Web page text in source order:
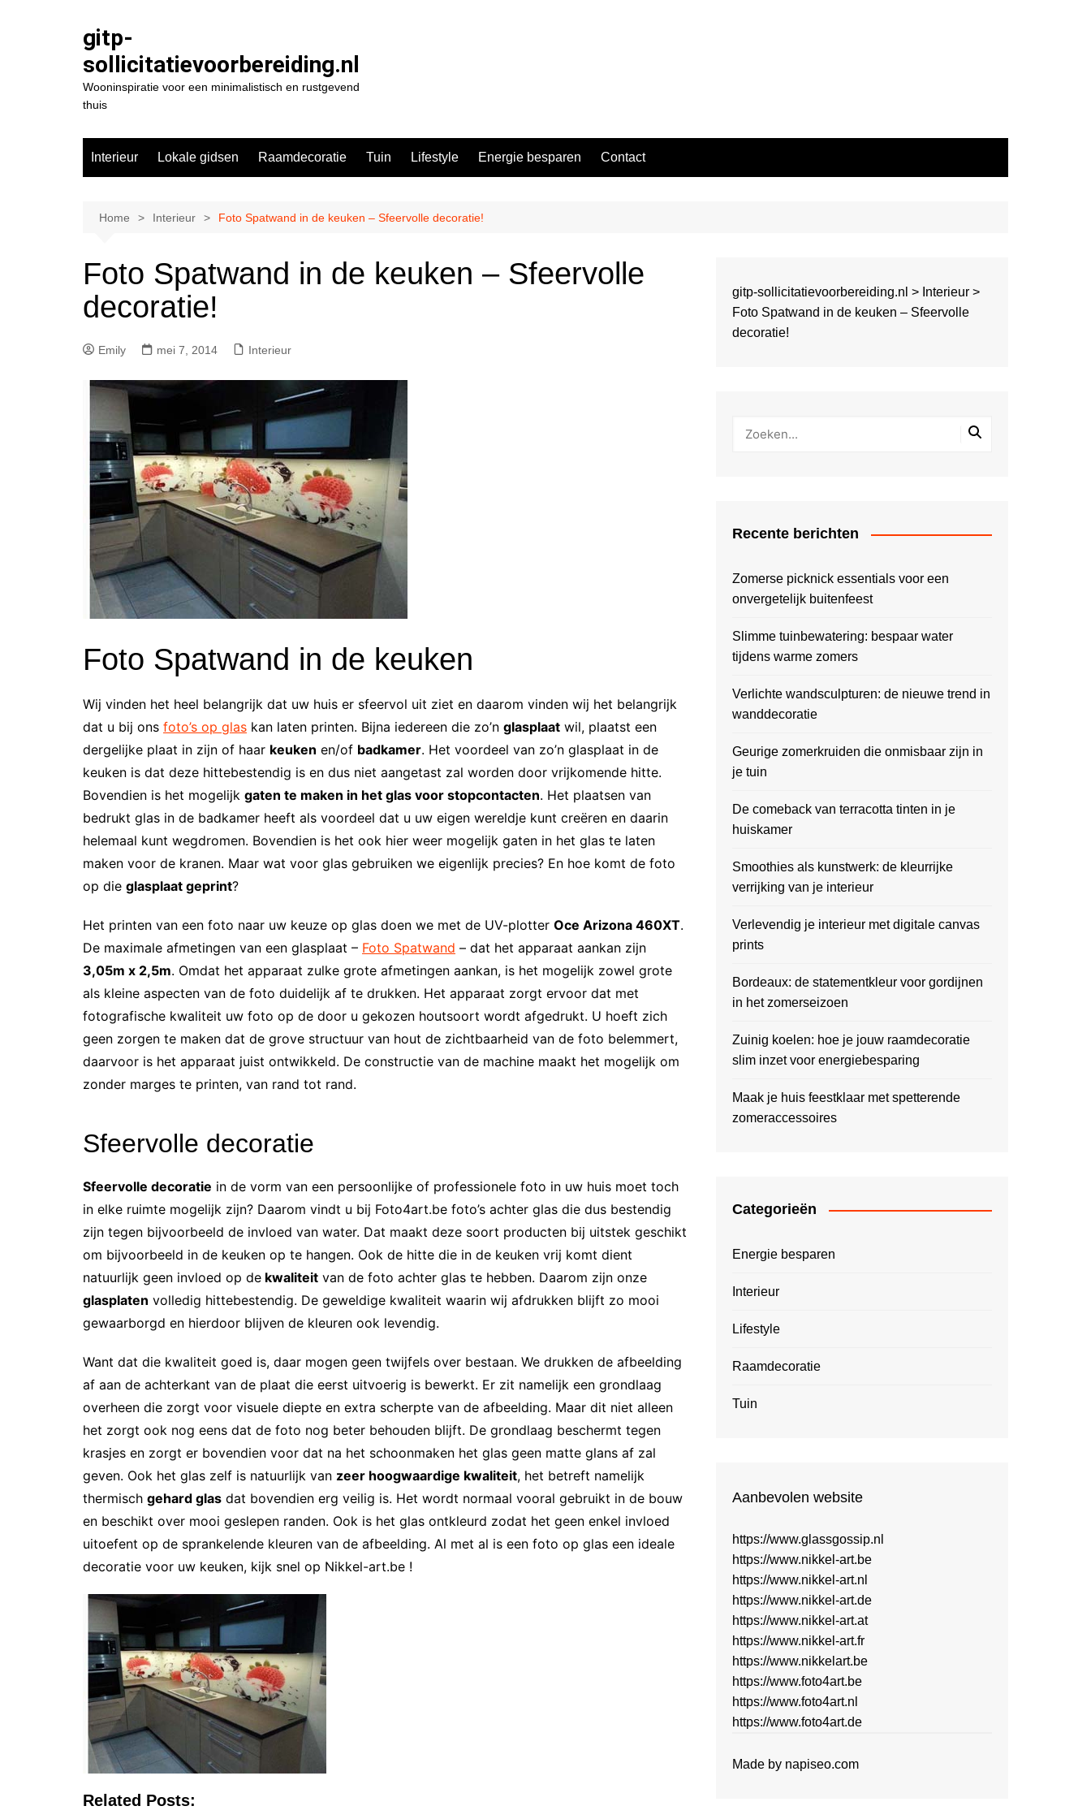
gitp-
sollicitatievoorbereiding.nl
Wooninspiratie voor een minimalistisch en rustgevend
thuis
Interieur Lokale gidsen Raamdecoratie Tuin Lifestyle Energie besparen Contact
Home Interieur Foto Spatwand in de keuken – Sfeervolle decoratie!
Foto Spatwand in de keuken – Sfeervolle
decoratie!
Emily mei 7, 2014 Interieur
Foto Spatwand in de keuken
Wij vinden het heel belangrijk dat uw huis er sfeervol uit ziet en daarom vinden wij het belangrijk
dat u bij ons foto’s op glas kan laten printen. Bijna iedereen die zo’n glasplaat wil, plaatst een
dergelijke plaat in zijn of haar keuken en/of badkamer. Het voordeel van zo’n glasplaat in de
keuken is dat deze hittebestendig is en dus niet aangetast zal worden door vrijkomende hitte.
Bovendien is het mogelijk gaten te maken in het glas voor stopcontacten. Het plaatsen van
bedrukt glas in de badkamer heeft als voordeel dat u uw eigen wereldje kunt creëren en daarin
helemaal kunt wegdromen. Bovendien is het ook hier weer mogelijk gaten in het glas te laten
maken voor de kranen. Maar wat voor glas gebruiken we eigenlijk precies? En hoe komt de foto
op die glasplaat geprint?
Het printen van een foto naar uw keuze op glas doen we met de UV-plotter Oce Arizona 460XT.
De maximale afmetingen van een glasplaat – Foto Spatwand – dat het apparaat aankan zijn
3,05m x 2,5m. Omdat het apparaat zulke grote afmetingen aankan, is het mogelijk zowel grote
als kleine aspecten van de foto duidelijk af te drukken. Het apparaat zorgt ervoor dat met
fotografische kwaliteit uw foto op de door u gekozen houtsoort wordt afgedrukt. U hoeft zich
geen zorgen te maken dat de grove structuur van hout de zichtbaarheid van de foto belemmert,
daarvoor is het apparaat juist ontwikkeld. De constructie van de machine maakt het mogelijk om
zonder marges te printen, van rand tot rand.
Sfeervolle decoratie
Sfeervolle decoratie in de vorm van een persoonlijke of professionele foto in uw huis moet toch
in elke ruimte mogelijk zijn? Daarom vindt u bij Foto4art.be foto’s achter glas die dus bestendig
zijn tegen bijvoorbeeld de invloed van water. Dat maakt deze soort producten bij uitstek geschikt
om bijvoorbeeld in de keuken op te hangen. Ook de hitte die in de keuken vrij komt dient
natuurlijk geen invloed op de kwaliteit van de foto achter glas te hebben. Daarom zijn onze
glasplaten volledig hittebestendig. De geweldige kwaliteit waarin wij afdrukken blijft zo mooi
gewaarborgd en hierdoor blijven de kleuren ook levendig.
Want dat die kwaliteit goed is, daar mogen geen twijfels over bestaan. We drukken de afbeelding
af aan de achterkant van de plaat die eerst uitvoerig is bewerkt. Er zit namelijk een grondlaag
overheen die zorgt voor visuele diepte en extra scherpte van de afbeelding. Maar dit niet alleen
het zorgt ook nog eens dat de foto nog beter behouden blijft. De grondlaag beschermt tegen
krasjes en zorgt er bovendien voor dat na het schoonmaken het glas geen matte glans af zal
geven. Ook het glas zelf is natuurlijk van zeer hoogwaardige kwaliteit, het betreft namelijk
thermisch gehard glas dat bovendien erg veilig is. Het wordt normaal vooral gebruikt in de bouw
en beschikt over mooi geslepen randen. Ook is het glas ontkleurd zodat het geen enkel invloed
uitoefent op de sprankelende kleuren van de afbeelding. Al met al is een foto op glas een ideale
decoratie voor uw keuken, kijk snel op Nikkel-art.be !
Related Posts:
gitp-sollicitatievoorbereiding.nl > Interieur >
Foto Spatwand in de keuken – Sfeervolle
decoratie!
Recente berichten
Zomerse picknick essentials voor een
onvergetelijk buitenfeest
Slimme tuinbewatering: bespaar water
tijdens warme zomers
Verlichte wandsculpturen: de nieuwe trend in
wanddecoratie
Geurige zomerkruiden die onmisbaar zijn in
je tuin
De comeback van terracotta tinten in je
huiskamer
Smoothies als kunstwerk: de kleurrijke
verrijking van je interieur
Verlevendig je interieur met digitale canvas
prints
Bordeaux: de statementkleur voor gordijnen
in het zomerseizoen
Zuinig koelen: hoe je jouw raamdecoratie
slim inzet voor energiebesparing
Maak je huis feestklaar met spetterende
zomeraccessoires
Categorieën
Energie besparen
Interieur
Lifestyle
Raamdecoratie
Tuin
Aanbevolen website
https://www.glassgossip.nl
https://www.nikkel-art.be
https://www.nikkel-art.nl
https://www.nikkel-art.de
https://www.nikkel-art.at
https://www.nikkel-art.fr
https://www.nikkelart.be
https://www.foto4art.be
https://www.foto4art.nl
https://www.foto4art.de
Made by napiseo.com